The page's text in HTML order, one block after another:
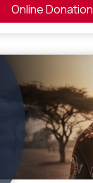
Online Donation